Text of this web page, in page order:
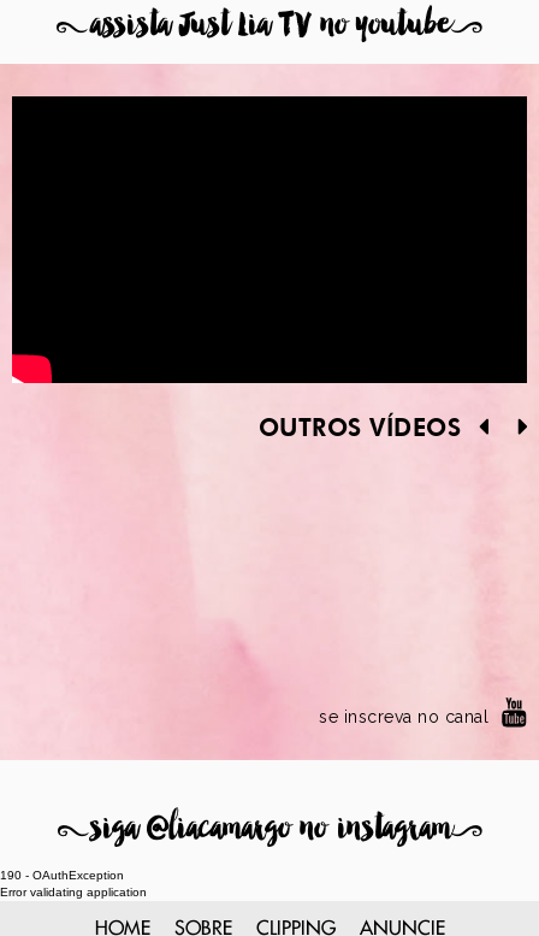
8assista Just Lia TV no youtube9
OUTROS VÍDEOS
se inscreva no canal
8siga @liacamargo no instagram9
190 - OAuthException
Error validating application
HOME SOBRE CLIPPING ANUNCIE